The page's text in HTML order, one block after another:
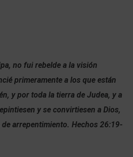
no fui rebelde a la visión
primeramente a los que están
y por toda la tierra de Judea, y a
y se convirtiesen a Dios,
arrepentimiento. Hechos 26:19-